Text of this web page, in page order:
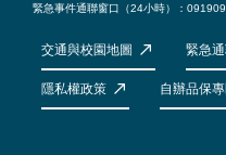
緊急事件通聯窗口（24小時）：
交通與校園地圖 緊急
隱私權政策 自辦品保